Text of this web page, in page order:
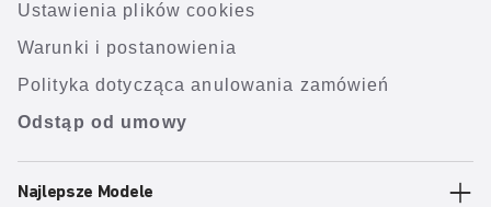
Ustawienia plików cookies
Warunki i postanowienia
Polityka dotycząca anulowania zamówień
Odstąp od umowy
Najlepsze Modele